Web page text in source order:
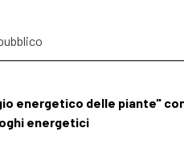
energetico delle piante"
energetici